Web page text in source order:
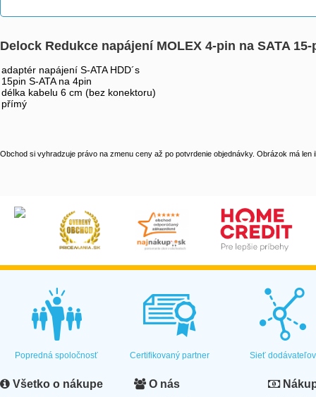
Delock Redukce napájení MOLEX 4-pin na SATA
adaptér napájení S-ATA HDD´s
15pin S-ATA na 4pin
délka kabelu 6 cm (bez konektoru)
přímý
Obchod si vyhradzuje právo na zmenu ceny až po potvrdenie objednávky. Obrázok má len
Popredná spoločnosť Certifikovaný partner Sieť dodávateľov
Všetko o nákupe O nás